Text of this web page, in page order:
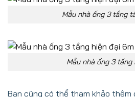
Mẫu nhà ống 3 tầng
Mẫu nhà ống 3 tầng
Bạn cũng có thể tham khảo thêm